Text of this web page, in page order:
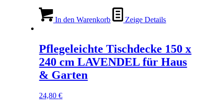
In den Warenkorb Zeige Details
Pflegeleichte Tischdecke 150 x
240 cm LAVENDEL für Haus
& Garten
24,80€